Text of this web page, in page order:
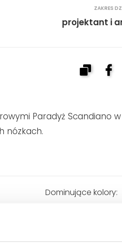
ZAKRES
projektant i
Paradyż
nózkach.
Dominujące kolory: